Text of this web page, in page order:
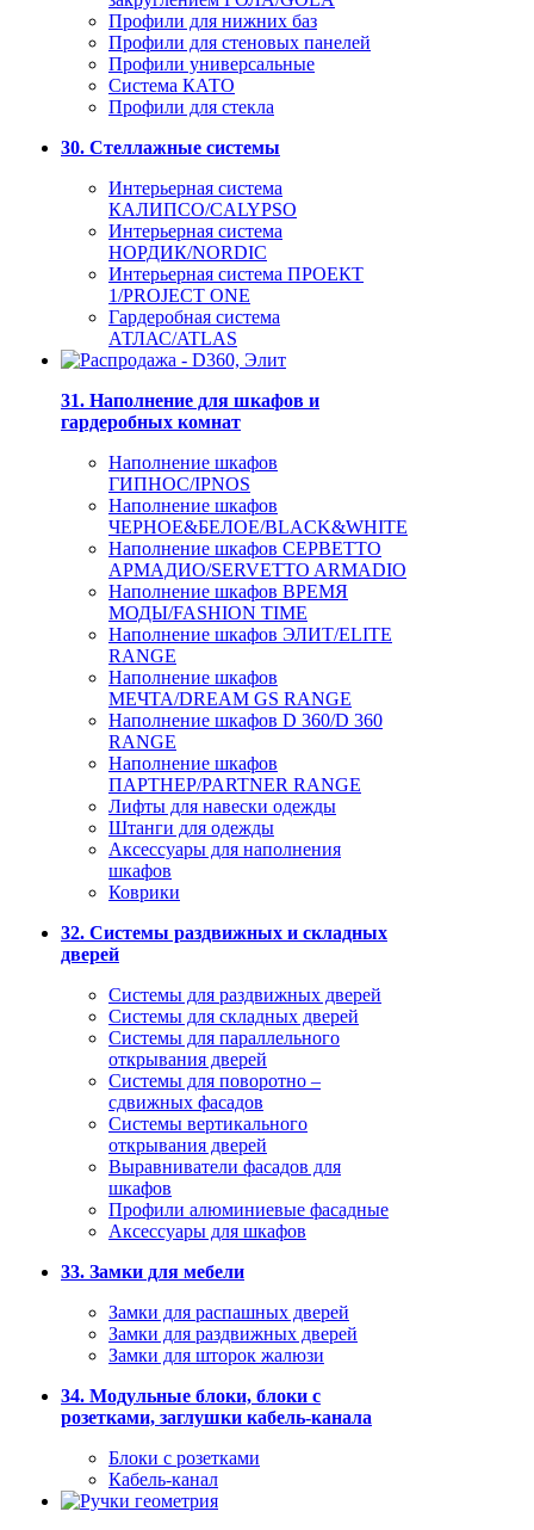
Профили для нижних баз
Профили для стеновых панелей
Профили универсальные
Система КАТО
Профили для стекла
30. Стеллажные системы
Интерьерная система
КАЛИПСО/CALYPSO
Интерьерная система
НОРДИК/NORDIC
Интерьерная система ПРОЕКТ
1/PROJECT ONE
Гардеробная система
АТЛАС/ATLAS
31. Наполнение для шкафов и
гардеробных комнат
Наполнение шкафов
ГИПНОС/IPNOS
Наполнение шкафов
ЧЕРНОЕ&БЕЛОЕ/BLACK&WHITE
Наполнение шкафов СЕРВЕТТО
АРМАДИО/SERVETTO ARMADIO
Наполнение шкафов ВРЕМЯ
МОДЫ/FASHION TIME
Наполнение шкафов ЭЛИТ/ELITE
RANGE
Наполнение шкафов
МЕЧТА/DREAM GS RANGE
Наполнение шкафов D 360/D 360
RANGE
Наполнение шкафов
ПАРТНЕР/PARTNER RANGE
Лифты для навески одежды
Штанги для одежды
Аксессуары для наполнения
шкафов
Коврики
32. Системы раздвижных и складных
дверей
Системы для раздвижных дверей
Системы для складных дверей
Системы для параллельного
открывания дверей
Системы для поворотно –
сдвижных фасадов
Системы вертикального
открывания дверей
Выравниватели фасадов для
шкафов
Профили алюминиевые фасадные
Аксессуары для шкафов
33. Замки для мебели
Замки для распашных дверей
Замки для раздвижных дверей
Замки для шторок жалюзи
34. Модульные блоки, блоки с
розетками, заглушки кабель-канала
Блоки с розетками
Кабель-канал